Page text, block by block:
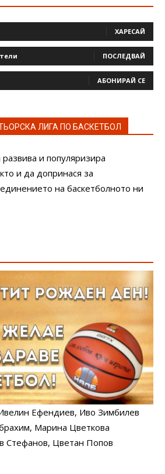
ХАРЕСАЙ
ПОСЛЕДВАЙ
АБОНИРАЙ СЕ
ЛИГА ПО БАСКЕТБОЛ
и популяризира
и да допринася за
на баскетболното ни
Ефендиев, Иво Зимбилев
, Марина Цветкова
Стефанов, Цветан Попов